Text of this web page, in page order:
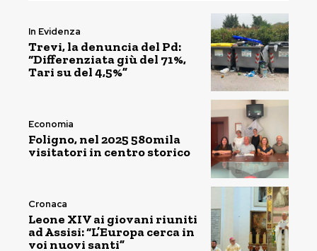
In Evidenza
Trevi, la denuncia del Pd:
“Differenziata giù del 71%,
Tari su del 4,5%”
Economia
Foligno, nel 2025 580mila
visitatori in centro storico
Cronaca
Leone XIV ai giovani riuniti
ad Assisi: “L’Europa cerca in
voi nuovi santi”